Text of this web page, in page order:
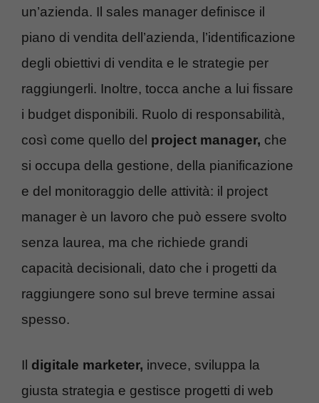
un’azienda. Il sales manager definisce il
piano di vendita dell’azienda, l’identificazione
degli obiettivi di vendita e le strategie per
raggiungerli. Inoltre, tocca anche a lui fissare
i budget disponibili. Ruolo di responsabilità,
così come quello del project manager, che
si occupa della gestione, della pianificazione
e del monitoraggio delle attività: il project
manager è un lavoro che può essere svolto
senza laurea, ma che richiede grandi
capacità decisionali, dato che i progetti da
raggiungere sono sul breve termine assai
spesso.
Il digitale marketer, invece, sviluppa la
giusta strategia e gestisce progetti di web